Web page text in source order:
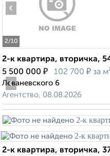
2/10
‹
2-к квартира, вторичка,
5 500 000 ₽ 102 700 ₽ за
Леваневского 6
Агентство, 08.08.2026
‹
2-к квартира, вторичка,